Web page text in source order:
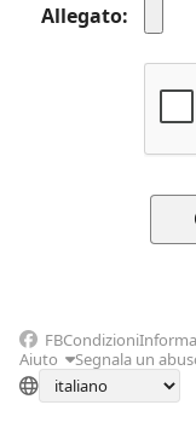
Allegato
FBCondizioni
Aiuto
Segnala un